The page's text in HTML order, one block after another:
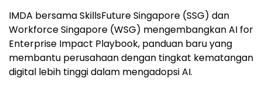
IMDA bersama SkillsFuture Singapore (SSG) dan
Workforce Singapore (WSG) mengembangkan AI for
Enterprise Impact Playbook, panduan baru yang
membantu perusahaan dengan tingkat kematangan
digital lebih tinggi dalam mengadopsi AI.